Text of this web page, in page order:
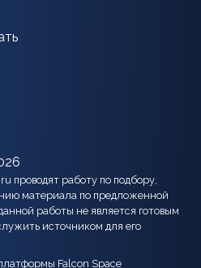
проводят работу по подбору,
материала по предложенной
работы не является готовым
источником для его
Falcon Space